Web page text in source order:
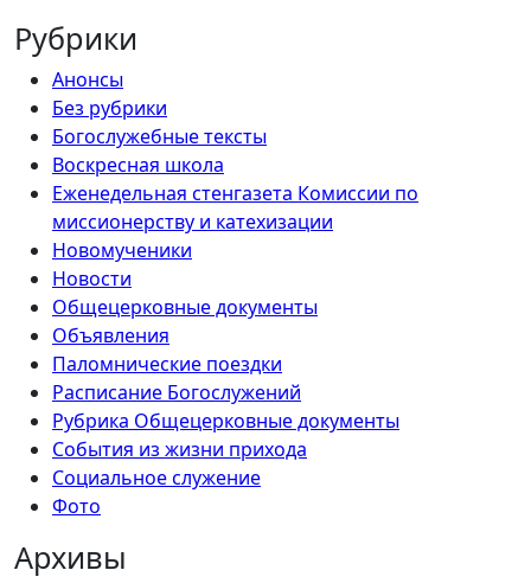
Рубрики
Анонсы
Без рубрики
Богослужебные тексты
Воскресная школа
Еженедельная стенгазета Комиссии по
миссионерству и катехизации
Новомученики
Новости
Общецерковные документы
Объявления
Паломнические поездки
Расписание Богослужений
Рубрика Общецерковные документы
События из жизни прихода
Социальное служение
Фото
Архивы